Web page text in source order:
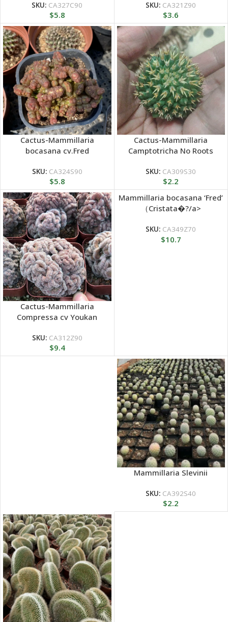
SKU: CA327C90
$5.8
SKU: CA321Z90
$3.6
Cactus-Mammillaria
bocasana cv.Fred
SKU: CA324S90
$5.8
Cactus-Mammillaria
Camptotricha No Roots
SKU: CA309S30
$2.2
Cactus-Mammillaria
Compressa cv Youkan
SKU: CA312Z90
$9.4
Mammillaria bocasana ‘Fred’
（Cristata�?/a>
SKU: CA349Z70
$10.7
Mammillaria Slevinii
SKU: CA392S40
$2.2